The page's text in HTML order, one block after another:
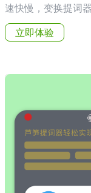
速快慢，变换提词
立即体验